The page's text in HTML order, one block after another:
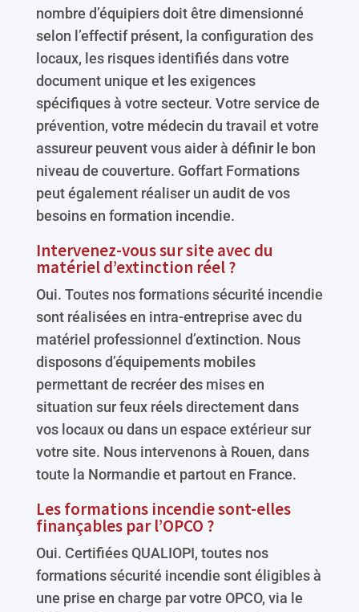
nombre d’équipiers doit être dimensionné
selon l’effectif présent, la configuration des
locaux, les risques identifiés dans votre
document unique et les exigences
spécifiques à votre secteur. Votre service de
prévention, votre médecin du travail et votre
assureur peuvent vous aider à définir le bon
niveau de couverture. Goffart Formations
peut également réaliser un audit de vos
besoins en formation incendie.
Intervenez-vous sur site avec du
matériel d’extinction réel ?
Oui. Toutes nos formations sécurité incendie
sont réalisées en intra-entreprise avec du
matériel professionnel d’extinction. Nous
disposons d’équipements mobiles
permettant de recréer des mises en
situation sur feux réels directement dans
vos locaux ou dans un espace extérieur sur
votre site. Nous intervenons à Rouen, dans
toute la Normandie et partout en France.
Les formations incendie sont-elles
finançables par l’OPCO ?
Oui. Certifiées QUALIOPI, toutes nos
formations sécurité incendie sont éligibles à
une prise en charge par votre OPCO, via le